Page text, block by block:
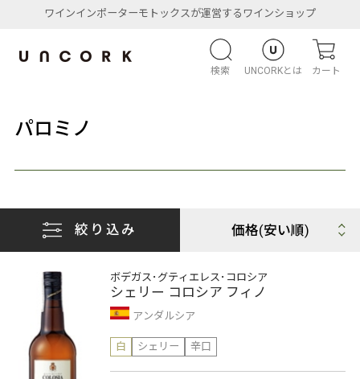
ワインインポーターモトックスが運営するワインショップ
検索 UNCORKとは カート
パロミノ
絞り込み
ボデガス･グティエレス･コロシア
シェリー コロシア フィノ
アンダルシア
白
シェリー 辛口